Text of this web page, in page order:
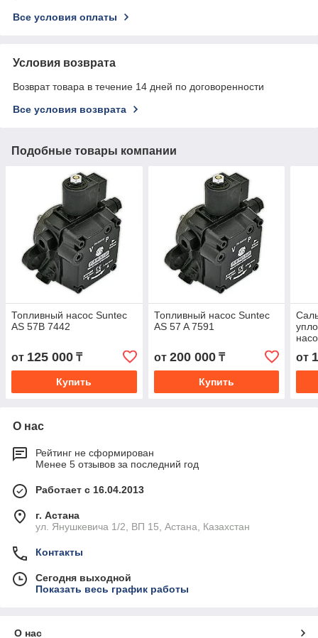
Все условия оплаты
Условия возврата
Возврат товара в течение 14 дней по договоренности
Все условия возврата
Подобные товары компании
Топливный насос Suntec
AS 57В 7442
от 125 000 ₸
Купить
Топливный насос Suntec
AS 57 A 7591
от 200 000₸
Купить
от
О нас
Рейтинг не сформирован
Менее 5 отзывов за последний год
Работает с 16.04.2013
г. Астана
ул. Янушкевича 1/2, ВП 15, Астана, Казахстан
Контакты
Сегодня выходной
Показать весь график работы
О нас